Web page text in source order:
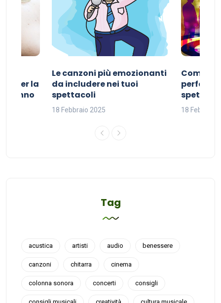
per la
sonno
Le canzoni più emozionanti
da includere nei tuoi
spettacoli
18 Febbraio 2025
Come
perfetta
18 Febbraio
Tag
acustica artisti audio benessere
canzoni chitarra cinema
colonna sonora concerti consigli